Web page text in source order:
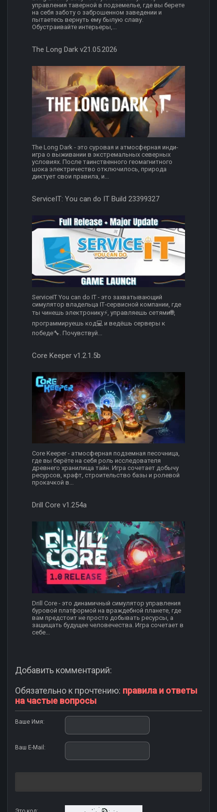
управления таверной в подземелье, где вы берете
на себя заботу о заброшенном заведении и
пытаетесь вернуть ему былую славу.
Обустраивайте интерьеры,...
The Long Dark v21.05.2026
The Long Dark - это суровая и атмосферная инди-
игра о выживании в экстремальных северных
условиях. После таинственного геомагнитного
шока электричество отключилось, природа
диктует свои правила, и...
ServiceIT: You can do IT Build 23399327
ServiceIT You can do IT - это захватывающий
симулятор владельца IT‑сервисной компании, где
ты чинешь электронику⚡️, управляешь сетями🌐,
программируешь код💻 и ведёшь серверы к
победе🔧. Почувствуй...
Core Keeper v1.2.1.5b
Core Keeper - атмосферная подземная песочница,
где вы берёте на себя роль исследователя
древнего хранилища тайн. Игра сочетает добычу
ресурсов, крафт, строительство базы и ролевой
прокачкой в...
Drill Core v1.254a
Drill Core - это динамичный симулятор управления
буровой платформой на враждебной планете, где
вам предстоит не просто добывать ресурсы, а
защищать будущее человечества. Игра сочетает в
себе...
Добавить комментарий:
Обязательно к прочтению: правила и ответы
на частые вопросы
Ваше Имя:
Ваш E-Mail: